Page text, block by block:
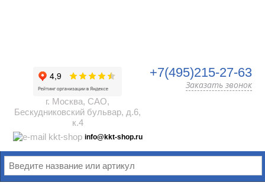
г. Москва, САО,
Бескудниковский бульвар, д.6,
к.4
info@kkt-shop.ru
+7(495)215-27-63
Заказать звонок